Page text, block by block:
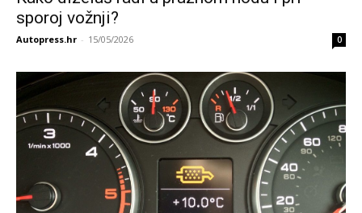
sporoj vožnji?
Autopress.hr - 15/05/2026 0